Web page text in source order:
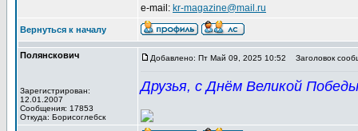
e-mail: kr-magazine@mail.ru
Вернуться к началу
Полянскович
Зарегистрирован:
12.01.2007
Сообщения: 17853
Откуда: Борисоглебск
Добавлено: Пт Май 09, 2025 10:52 Заголовок
Друзья, с Днём Великой